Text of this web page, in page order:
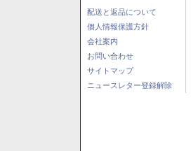
配送と返品について
個人情報保護方針
会社案内
お問い合わせ
サイトマップ
ニュースレター登録解除